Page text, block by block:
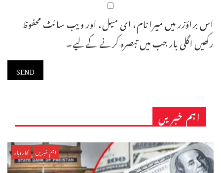
اس براؤزر میں میرا نام، ای میل، اور ویب سائٹ محفوظ
رکھیں اگلی بار جب میں تبصرہ کرنے کےلیے۔
اہم خبریں
اہم خبریں کاروبار